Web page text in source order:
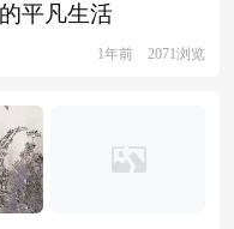
平凡生活
1年前 2071浏览